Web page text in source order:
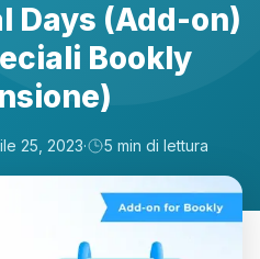
Days (Add-on)
Bookly
25, 2023· 5 min di lettura